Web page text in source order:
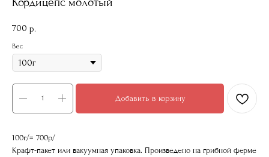
700 р.
Вес
Добавить в корзину
100г/= 700р/
Крафт-пакет или вакуумная упаковка. Произведено на грибной ферме